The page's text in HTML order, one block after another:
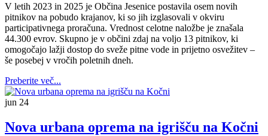
V letih 2023 in 2025 je Občina Jesenice postavila osem novih
pitnikov na pobudo krajanov, ki so jih izglasovali v okviru
participativnega proračuna. Vrednost celotne naložbe je znašala
44.300 evrov. Skupno je v občini zdaj na voljo 13 pitnikov, ki
omogočajo lažji dostop do sveže pitne vode in prijetno osvežitev –
še posebej v vročih poletnih dneh.
Preberite več...
jun 24
Nova urbana oprema na igrišču na Kočni